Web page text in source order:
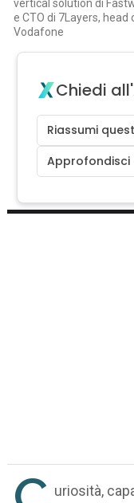
vertical solution di
e CTO di 7Layers,
Vodafone
Chiedi
Riassumi
uriosità,